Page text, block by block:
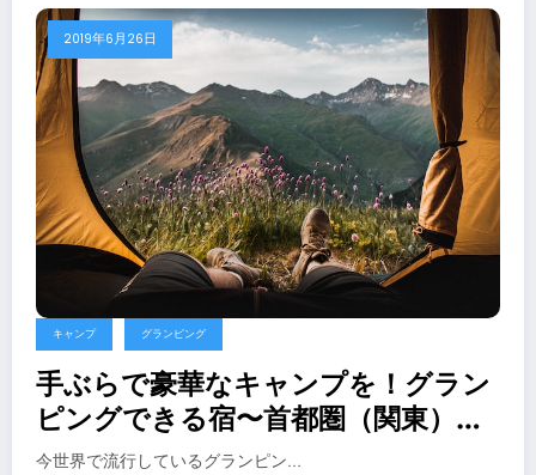
2019年6月26日
キャンプ グランピング
手ぶらで豪華なキャンプを！グラン
ピングできる宿〜首都圏（関東）編
２０１９年
今世界で流行しているグランピン…